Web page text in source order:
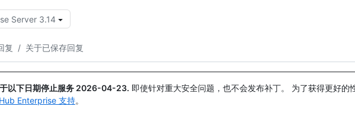
Server 3.14
复 / 关于已保存回复
以下日期停止服务 2026-04-23. 即使针对重大安全问题，也不会发布补丁。 为了获得更好的
Enterprise 支持。